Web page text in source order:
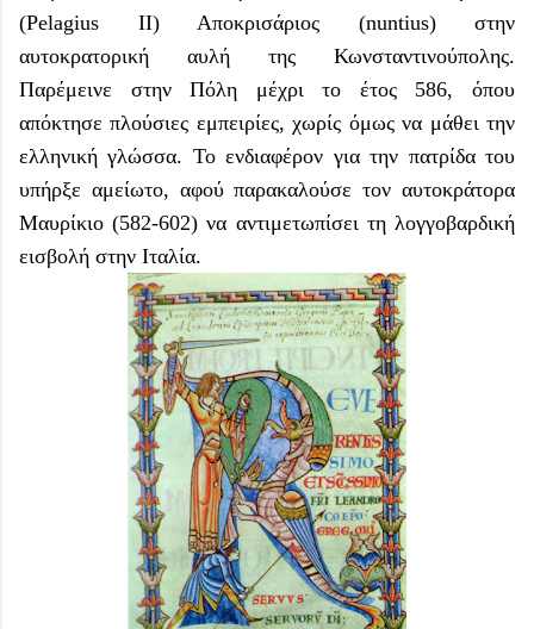
(Pelagius ΙΙ) Αποκρισάριος (nuntius) στην
αυτοκρατορική αυλή της Κωνσταντινούπολης.
Παρέμεινε στην Πόλη μέχρι το έτος 586, όπου
απόκτησε πλούσιες εμπειρίες, χωρίς όμως να μάθει την
ελληνική γλώσσα. Το ενδιαφέρον για την πατρίδα του
υπήρξε αμείωτο, αφού παρακαλούσε τον αυτοκράτορα
Μαυρίκιο (582-602) να αντιμετωπίσει τη λογγοβαρδική
εισβολή στην Ιταλία.